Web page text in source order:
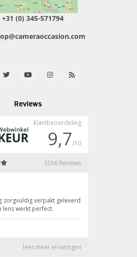
+31 (0) 345-571794
Reviews